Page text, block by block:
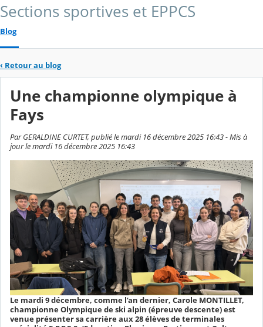
Sections sportives et EPPCS
Blog
‹ Retour au blog
Une championne olympique à
Fays
Par GERALDINE CURTET, publié le mardi 16 décembre 2025 16:43 - Mis à
jour le mardi 16 décembre 2025 16:43
Le mardi 9 décembre, comme l’an dernier, Carole MONTILLET,
championne Olympique de ski alpin (épreuve descente) est
venue présenter sa carrière aux 28 élèves de terminales